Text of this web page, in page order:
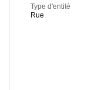
Type d'entité
Rue